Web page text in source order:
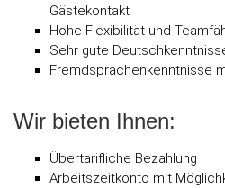
Gästekontakt
Hohe Flexibilität und
Sehr gute
Fremdsprachenkenntnisse
Wir bieten Ihnen:
Übertarifliche Bezahlung
Arbeitszeitkonto mit